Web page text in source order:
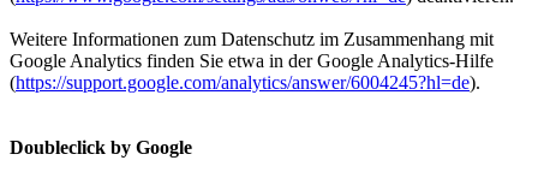
Weitere Informationen zum Datenschutz im Zusammenhang mit
Google Analytics finden Sie etwa in der Google Analytics-Hilfe
(https://support.google.com/analytics/answer/6004245?hl=de).
Doubleclick by Google